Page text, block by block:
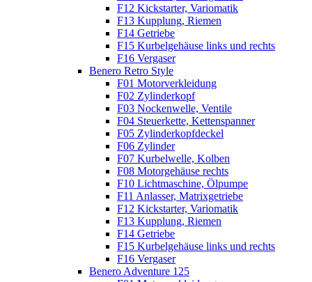
F12 Kickstarter, Variomatik
F13 Kupplung, Riemen
F14 Getriebe
F15 Kurbelgehäuse links und rechts
F16 Vergaser
Benero Retro Style
F01 Motorverkleidung
F02 Zylinderkopf
F03 Nockenwelle, Ventile
F04 Steuerkette, Kettenspanner
F05 Zylinderkopfdeckel
F06 Zylinder
F07 Kurbelwelle, Kolben
F08 Motorgehäuse rechts
F10 Lichtmaschine, Ölpumpe
F11 Anlasser, Matrixgetriebe
F12 Kickstarter, Variomatik
F13 Kupplung, Riemen
F14 Getriebe
F15 Kurbelgehäuse links und rechts
F16 Vergaser
Benero Adventure 125